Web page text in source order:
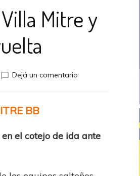
Mitre y
Dejá un comentario
Mitre
BB
el cotejo de ida ante